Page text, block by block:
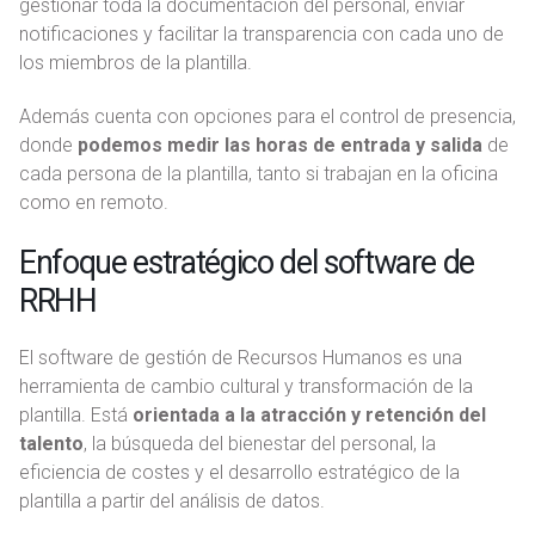
gestionar toda la documentación del personal, enviar
notificaciones y facilitar la transparencia con cada uno de
los miembros de la plantilla.
Además cuenta con opciones para el control de presencia,
donde podemos medir las horas de entrada y salida de
cada persona de la plantilla, tanto si trabajan en la oficina
como en remoto.
Enfoque estratégico del software de
RRHH
El software de gestión de Recursos Humanos es una
herramienta de cambio cultural y transformación de la
plantilla. Está orientada a la atracción y retención del
talento, la búsqueda del bienestar del personal, la
eficiencia de costes y el desarrollo estratégico de la
plantilla a partir del análisis de datos.